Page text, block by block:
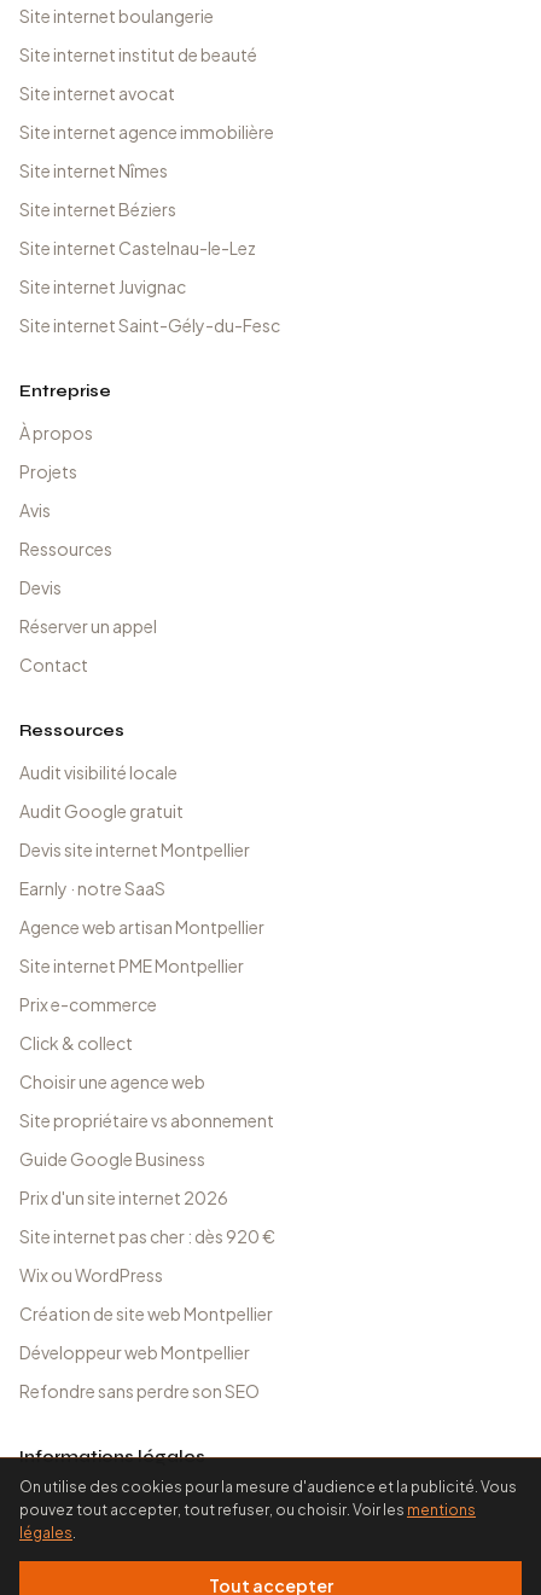
Site internet boulangerie
Site internet institut de beauté
Site internet avocat
Site internet agence immobilière
Site internet Nîmes
Site internet Béziers
Site internet Castelnau-le-Lez
Site internet Juvignac
Site internet Saint-Gély-du-Fesc
Entreprise
À propos
Projets
Avis
Ressources
Devis
Réserver un appel
Contact
Ressources
Audit visibilité locale
Audit Google gratuit
Devis site internet Montpellier
Earnly · notre SaaS
Agence web artisan Montpellier
Site internet PME Montpellier
Prix e-commerce
Click & collect
Choisir une agence web
Site propriétaire vs abonnement
Guide Google Business
Prix d'un site internet 2026
Site internet pas cher : dès 920 €
Wix ou WordPress
Création de site web Montpellier
Développeur web Montpellier
Refondre sans perdre son SEO
Informations légales
Mentions légales
CGV
On utilise des cookies pour la mesure d'audience et la publicité. Vous
pouvez tout accepter, tout refuser, ou choisir. Voir les mentions
légales.
Tout accepter